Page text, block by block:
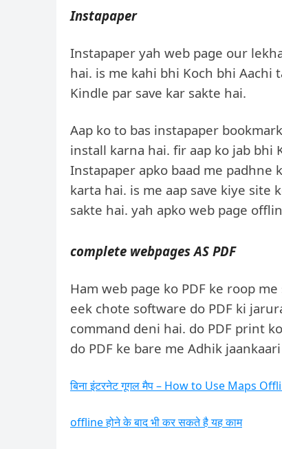
Instapaper
Instapaper yah web page our
hai. is me kahi bhi Koch bhi Aachi
Kindle par save kar sakte hai.
Aap ko to bas instapaper
install karna hai. fir aap ko jab bhi
Instapaper apko baad me padhne
karta hai. is me aap save kiye site
sakte hai. yah apko web page
complete webpages AS PDF
Ham web page ko PDF ke roop
eek chote software do PDF ki
command deni hai. do PDF print
do PDF ke bare me Adhik
बिना इंटरनेट गूगल मैप – How to Use Maps
offline होने के बाद भी कर सकते है यह काम